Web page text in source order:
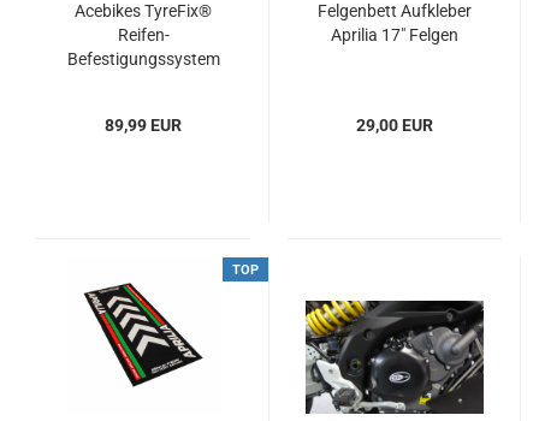
Acebikes TyreFix®
Reifen-
Befestigungssystem
89,99 EUR
Felgenbett Aufkleber
Aprilia 17" Felgen
29,00 EUR
TOP